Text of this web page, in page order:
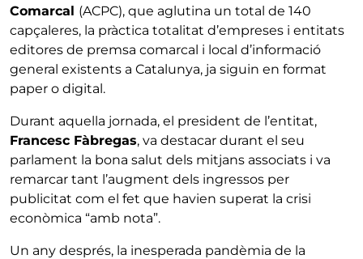
Comarcal (ACPC), que aglutina un total de 140
capçaleres, la pràctica totalitat d’empreses i entitats
editores de premsa comarcal i local d’informació
general existents a Catalunya, ja siguin en format
paper o digital.
Durant aquella jornada, el president de l’entitat,
Francesc Fàbregas, va destacar durant el seu
parlament la bona salut dels mitjans associats i va
remarcar tant l’augment dels ingressos per
publicitat com el fet que havien superat la crisi
econòmica “amb nota”.
Un any després, la inesperada pandèmia de la